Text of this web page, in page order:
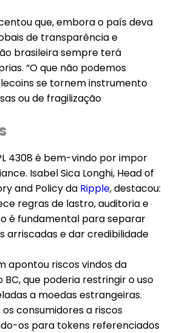
que, embora o país deva
de transparência e
brasileira sempre terá
“O que não podemos
se tornem instrumento
ou de fragilização
4308 é bem-vindo por impor
Isabel Sica Longhi, Head of
and Policy da Ripple, destacou:
regras de lastro, auditoria e
é fundamental para separar
arriscadas e dar credibilidade
apontou riscos vindos da
BC, que poderia restringir o uso
a moedas estrangeiras.
consumidores a riscos
os para tokens referenciados